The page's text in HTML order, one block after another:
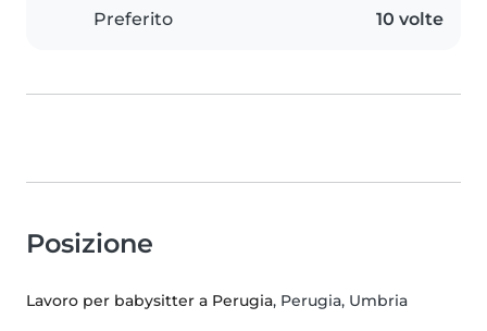
Preferito 10 volte
Posizione
Lavoro per babysitter a Perugia, Perugia, Umbria